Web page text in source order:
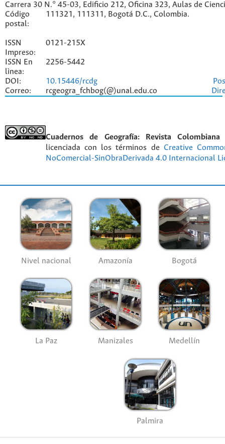
Carrera 30 N.° 45-03, Edificio 212, Oficina 323, Aulas de
Código
postal:
111321, 111311, Bogotá D.C., Colombia.
ISSN
Impreso:
0121-215X
ISSN En
lìnea:
2256-5442
DOI: 10.15446/rcdg
Correo:
rcgeogra_fchbog(@)unal.edu.co
Cuadernos de Geografía: Revista Colombiana
licenciada con los términos de Creative
NoComercial-SinObraDerivada 4.0 Internacional
Nivel nacional Amazonía Bogotá
La Paz Manizales Medellín
Palmira